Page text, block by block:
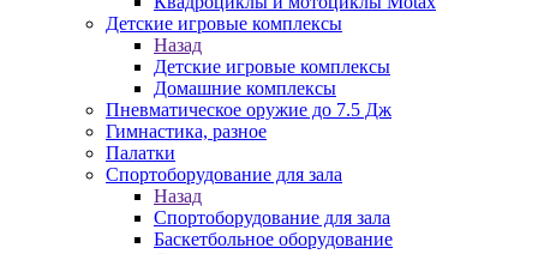
Детские игровые комплексы
Назад
Детские игровые комплексы
Домашние комплексы
Пневматическое оружие до 7.5 Дж
Гимнастика, разное
Палатки
Спортоборудование для зала
Назад
Спортоборудование для зала
Баскетбольное оборудование